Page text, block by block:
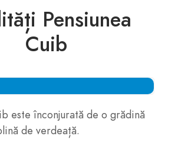
Pensiunea
Cuib
este înconjurată de o grădină
de verdeață.